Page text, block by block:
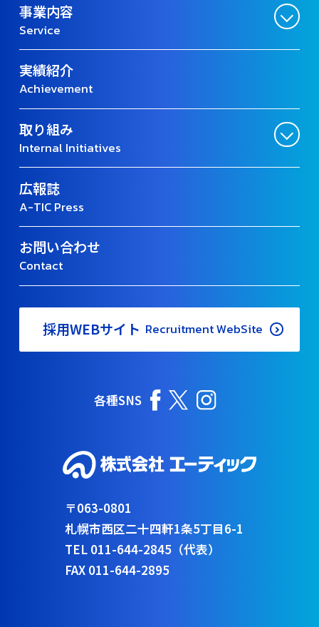
事業内容
Service
実績紹介
Achievement
取り組み
Internal Initiatives
広報誌
A-TIC Press
お問い合わせ
Contact
採用WEBサイト Recruitment WebSite
各種SNS
〒063-0801
札幌市西区二十四軒1条5丁目6-1
TEL 011-644-2845（代表）
FAX 011-644-2895